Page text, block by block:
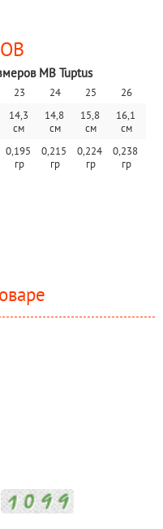
MB Tuptus
23 24 25 26
14,3
см
14,8
см
15,8
см
16,1
см
0,195
гр
0,215
гр
0,224
гр
0,238
гр